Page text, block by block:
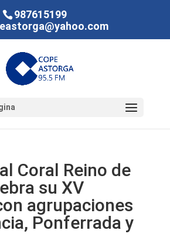
987615199
Coral Reino de
su XV
agrupaciones
Ponferrada y